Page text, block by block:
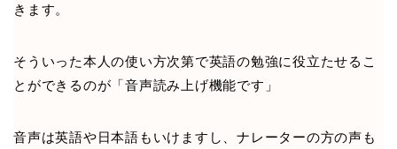
きます。
そういった本人の使い方次第で英語の勉強に役立たせるこ
とができるのが「音声読み上げ機能です」
音声は英語や日本語もいけますし、ナレーターの方の声も